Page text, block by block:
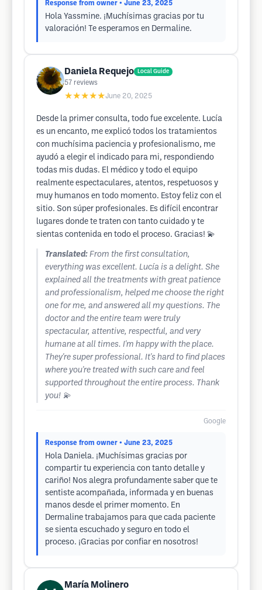
Response from owner • June 23, 2025
Hola Yassmine. ¡Muchísimas gracias por tu
valoración! Te esperamos en Dermaline.
Daniela Requejo Local Guide
57 reviews
★★★★★June 20, 2025
Desde la primer consulta, todo fue excelente. Lucía
es un encanto, me explicó todos los tratamientos
con muchísima paciencia y profesionalismo, me
ayudó a elegir el indicado para mi, respondiendo
todas mis dudas. El médico y todo el equipo
realmente espectaculares, atentos, respetuosos y
muy humanos en todo momento. Estoy feliz con el
sitio. Son súper profesionales. Es difícil encontrar
lugares donde te traten con tanto cuidado y te
sientas contenida en todo el proceso. Gracias! 💫
Translated: From the first consultation,
everything was excellent. Lucía is a delight. She
explained all the treatments with great patience
and professionalism, helped me choose the right
one for me, and answered all my questions. The
doctor and the entire team were truly
spectacular, attentive, respectful, and very
humane at all times. I'm happy with the place.
They're super professional. It's hard to find places
where you're treated with such care and feel
supported throughout the entire process. Thank
you! 💫
Google
Response from owner • June 23, 2025
Hola Daniela. ¡Muchísimas gracias por
compartir tu experiencia con tanto detalle y
cariño! Nos alegra profundamente saber que te
sentiste acompañada, informada y en buenas
manos desde el primer momento. En
Dermaline trabajamos para que cada paciente
se sienta escuchado y seguro en todo el
proceso. ¡Gracias por confiar en nosotros!
María Molinero